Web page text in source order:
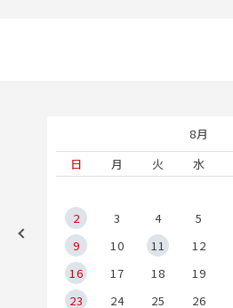
8月
日
月 火 水
2
3 4 5
9
10 11 12
16
17 18 19
23
24 25 26